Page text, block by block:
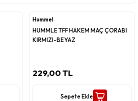
Hummel
HUMMLE TFF HAKEM MAÇ ÇORABI
KIRMIZI-BEYAZ
229,00 TL
Sepete Ekle